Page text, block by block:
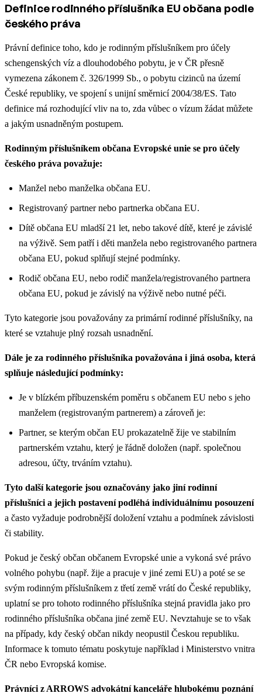
Definice rodinného příslušníka EU občana podle
českého práva
Právní definice toho, kdo je rodinným příslušníkem pro účely
schengenských víz a dlouhodobého pobytu, je v ČR přesně
vymezena zákonem č. 326/1999 Sb., o pobytu cizinců na území
České republiky, ve spojení s unijní směrnicí 2004/38/ES. Tato
definice má rozhodující vliv na to, zda vůbec o vízum žádat můžete
a jakým usnadněným postupem.
Rodinným příslušníkem občana Evropské unie se pro účely
českého práva považuje:
Manžel nebo manželka občana EU.
Registrovaný partner nebo partnerka občana EU.
Dítě občana EU mladší 21 let, nebo takové dítě, které je závislé
na výživě. Sem patří i děti manžela nebo registrovaného partnera
občana EU, pokud splňují stejné podmínky.
Rodič občana EU, nebo rodič manžela/registrovaného partnera
občana EU, pokud je závislý na výživě nebo nutné péči.
Tyto kategorie jsou považovány za primární rodinné příslušníky, na
které se vztahuje plný rozsah usnadnění.
Dále je za rodinného příslušníka považována i jiná osoba, která
splňuje následující podmínky:
Je v blízkém příbuzenském poměru s občanem EU nebo s jeho
manželem (registrovaným partnerem) a zároveň je:
Partner, se kterým občan EU prokazatelně žije ve stabilním
partnerském vztahu, který je řádně doložen (např. společnou
adresou, účty, trváním vztahu).
Tyto další kategorie jsou označovány jako jiní rodinní
příslušníci a jejich postavení podléhá individuálnímu posouzení
a často vyžaduje podrobnější doložení vztahu a podmínek závislosti
či stability.
Pokud je český občan občanem Evropské unie a vykoná své právo
volného pohybu (např. žije a pracuje v jiné zemi EU) a poté se se
svým rodinným příslušníkem z třetí země vrátí do České republiky,
uplatní se pro tohoto rodinného příslušníka stejná pravidla jako pro
rodinného příslušníka občana jiné země EU. Nevztahuje se to však
na případy, kdy český občan nikdy neopustil Českou republiku.
Informace k tomuto tématu poskytuje například i Ministerstvo vnitra
ČR nebo Evropská komise.
Právníci z ARROWS advokátní kanceláře hlubokému poznání